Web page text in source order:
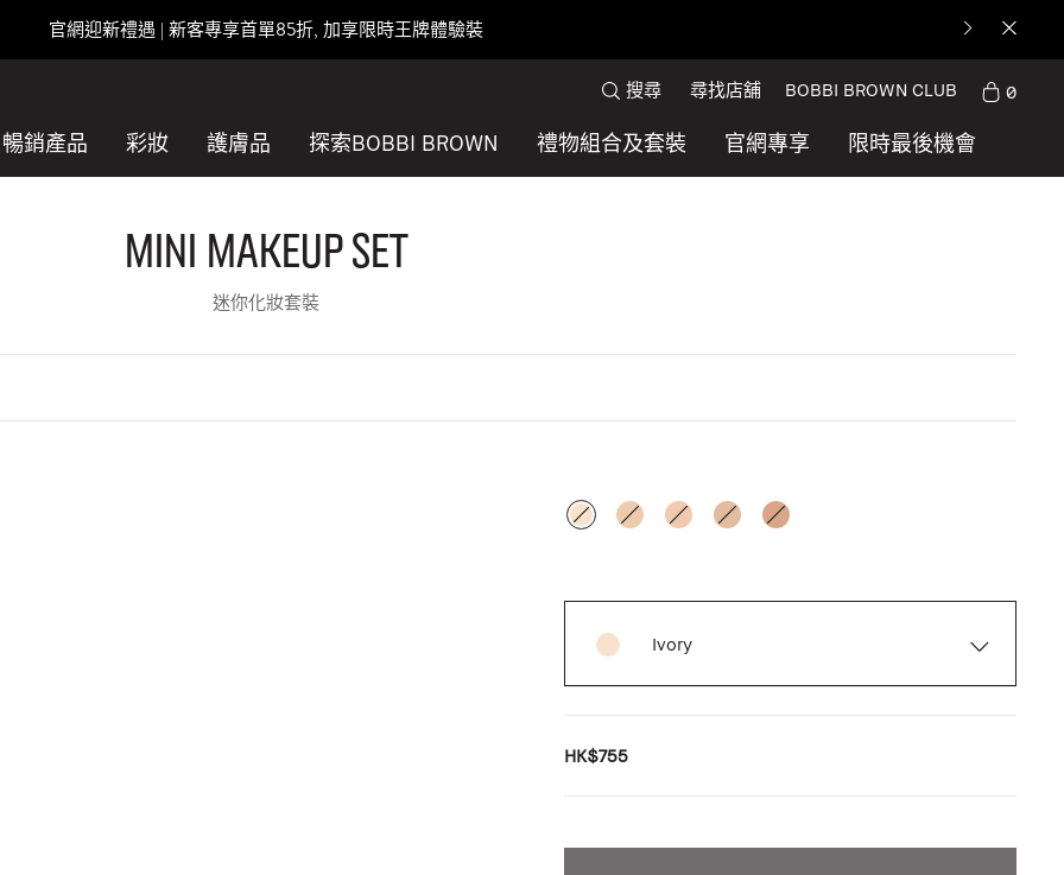
官網迎新禮遇 | 新客專享首單85折, 加享限時王牌體驗裝
暢銷產品 彩妝 護膚品 探索BOBBI BROWN 禮物組合及套裝 官網專享 限時最後機會
搜尋 尋找店舖 BOBBI BROWN CLUB 0
Mini Makeup Set
迷你化妝套裝
Ivory
HK$755